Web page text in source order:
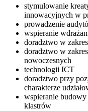
stymulowanie
innowacyjnych w
prowadzenie
wspieranie
doradztwo w
doradztwo w
nowoczesnych
technologii ICT
doradztwo przy
charakterze
wspieranie
klastrów